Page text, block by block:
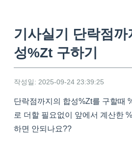
기사실기 단락점까
성%Zt 구하기
작성일: 2025-09-24 23:39:25
단락점까지의 합성%Zt를 구할때
로 더할 필요없이 앞에서 계산한
하면 안되나요??